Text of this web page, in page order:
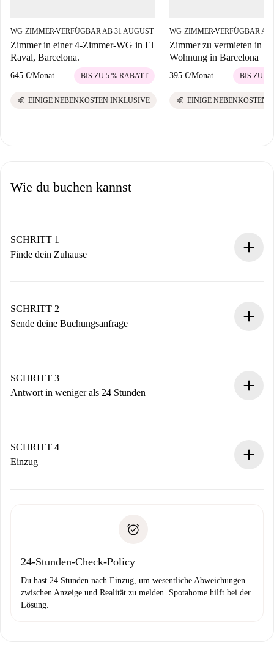
WG-ZIMMER■VERFÜGBAR AB 31 AUGUST
Zimmer in einer 4-Zimmer-WG in El
Raval, Barcelona.
645 €/Monat BIS ZU 5 % RABATT
euro EINIGE NEBENKOSTEN INKLUSIVE
WG-ZIMMER■VERFÜGBAR AB
Zimmer zu vermieten in
Wohnung in Barcelona
395 €/Monat BIS ZU 5
euro EINIGE NEBENKOSTEN
Wie du buchen kannst
SCHRITT 1
Finde dein Zuhause
Du erhältst alle notwendigen Informationen im Voraus.
SCHRITT 2
Sende deine Buchungsanfrage
Denk daran, dass wir dich erst belasten, wenn der
Vermieter zustimmt.
SCHRITT 3
Antwort in weniger als 24 Stunden
stellen den Kontakt her.
Wenn der Vermieter ablehnen muss, entstehen keine
SCHRITT 4
Einzug
24-Stunden-Check-Policy
Du hast 24 Stunden nach Einzug, um wesentliche Abweichungen
zwischen Anzeige und Realität zu melden. Spotahome hilft bei der
Lösung.